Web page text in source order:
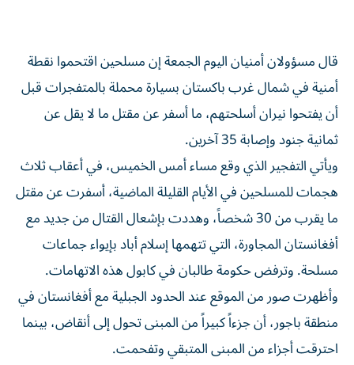
قال مسؤولان أمنيان اليوم الجمعة إن مسلحين اقتحموا نقطة
أمنية في شمال غرب باكستان بسيارة محملة بالمتفجرات قبل
‌أن يفتحوا نيران أسلحتهم، ما أسفر عن مقتل ما لا يقل ​عن
⁠ثمانية جنود وإصابة 35 آخرين.
ويأتي التفجير الذي ‌وقع مساء أمس الخميس، ‌في أعقاب ثلاث
هجمات للمسلحين في الأيام القليلة الماضية، أسفرت عن مقتل
ما يقرب من 30 شخصاً، وهددت بإشعال القتال من ‌جديد مع
أفغانستان المجاورة، التي تتهمها إسلام أباد بإيواء جماعات
مسلحة. ⁠وترفض حكومة طالبان في كابول هذه الاتهامات.
وأظهرت صور من الموقع عند الحدود الجبلية مع أفغانستان في
منطقة باجور، أن جزءاً كبيراً من المبنى تحول إلى أنقاض، بينما
احترقت أجزاء من المبنى المتبقي وتفحمت.